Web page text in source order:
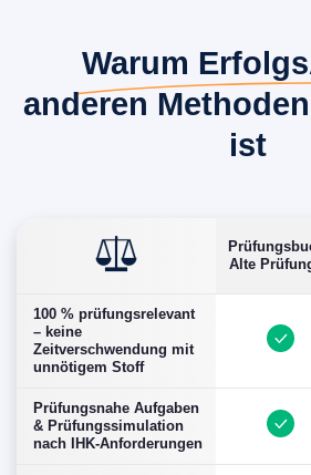
Warum
anderen
ist
Alte
100 % prüfungsrelevant
– keine
Zeitverschwendung mit
unnötigem Stoff
Prüfungsnahe Aufgaben
& Prüfungssimulation
nach IHK-Anforderungen